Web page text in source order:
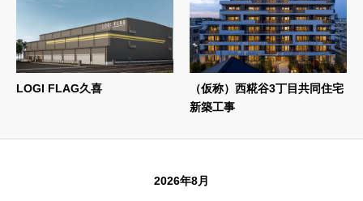
LOGI FLAG久喜
（仮称）西糀谷3丁目共同住宅
新築工事
2026年8月